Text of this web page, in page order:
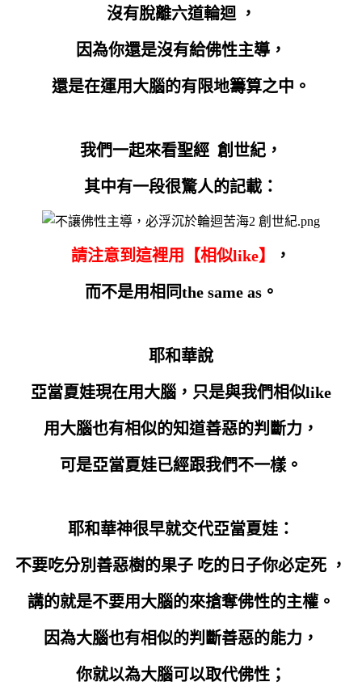
沒有脫離六道輪迴 ，
因為你還是沒有給佛性主導，
還是在運用大腦的有限地籌算之中。
我們一起來看聖經 創世紀，
其中有一段很驚人的記載：
請注意到這裡用【相似like】 ，
而不是用相同the same as。
耶和華說
亞當夏娃現在用大腦，只是與我們相似like
用大腦也有相似的知道善惡的判斷力，
可是亞當夏娃已經跟我們不一樣。
耶和華神很早就交代亞當夏娃：
不要吃分別善惡樹的果子 吃的日子你必定死 ，
講的就是不要用大腦的來搶奪佛性的主權。
因為大腦也有相似的判斷善惡的能力，
你就以為大腦可以取代佛性；